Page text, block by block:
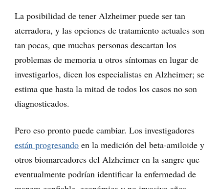
La posibilidad de tener Alzheimer puede ser tan
aterradora, y las opciones de tratamiento actuales son
tan pocas, que muchas personas descartan los
problemas de memoria u otros síntomas en lugar de
investigarlos, dicen los especialistas en Alzheimer; se
estima que hasta la mitad de todos los casos no son
diagnosticados.
Pero eso pronto puede cambiar. Los investigadores
están progresando en la medición del beta-amiloide y
otros biomarcadores del Alzheimer en la sangre que
eventualmente podrían identificar la enfermedad de